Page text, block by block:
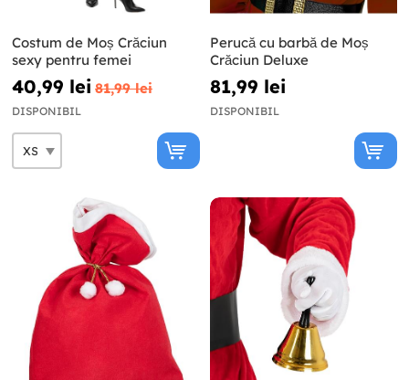
Costum de Moș Crăciun
sexy pentru femei
40,99 lei 81,99 lei
DISPONIBIL
Perucă cu barbă de Moș
Crăciun Deluxe
81,99 lei
DISPONIBIL